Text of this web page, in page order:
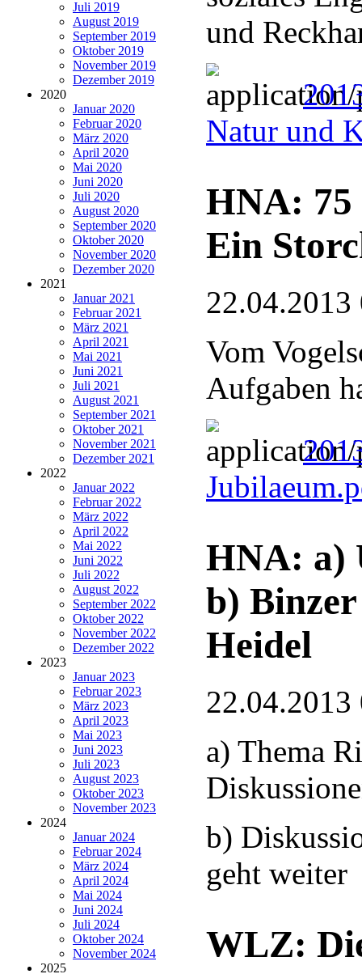
Juli 2019
August 2019
September 2019
Oktober 2019
November 2019
Dezember 2019
2020
Januar 2020
Februar 2020
März 2020
April 2020
Mai 2020
Juni 2020
Juli 2020
August 2020
September 2020
Oktober 2020
November 2020
Dezember 2020
2021
Januar 2021
Februar 2021
März 2021
April 2021
Mai 2021
Juni 2021
Juli 2021
August 2021
September 2021
Oktober 2021
November 2021
Dezember 2021
2022
Januar 2022
Februar 2022
März 2022
April 2022
Mai 2022
Juni 2022
Juli 2022
August 2022
September 2022
Oktober 2022
November 2022
Dezember 2022
2023
Januar 2023
Februar 2023
März 2023
April 2023
Mai 2023
Juni 2023
Juli 2023
August 2023
Oktober 2023
November 2023
2024
Januar 2024
Februar 2024
März 2024
April 2024
Mai 2024
Juni 2024
Juli 2024
Oktober 2024
November 2024
2025
und
Natur und
HNA: 75
Ein
22.04.2013
Vom
Aufgaben
HNA: a)
b)
Heidel
22.04.2013
a) Thema
b)
geht weiter
WLZ: